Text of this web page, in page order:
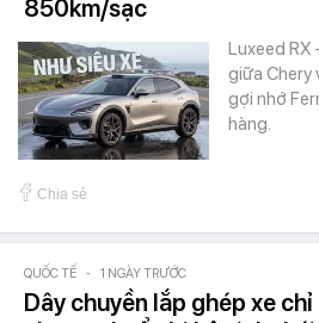
850km/sạc
Luxeed RX
giữa Chery
gợi nhớ
hàng.
Chia sẻ
QUỐC TẾ - 1 NGÀY TRƯỚC
Dây chuyền lắp ghép xe